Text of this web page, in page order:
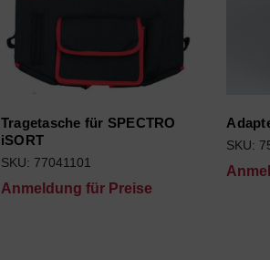
Tragetasche für SPECTRO
iSORT
SKU: 77041101
Anmeldung für Preise
SKU: